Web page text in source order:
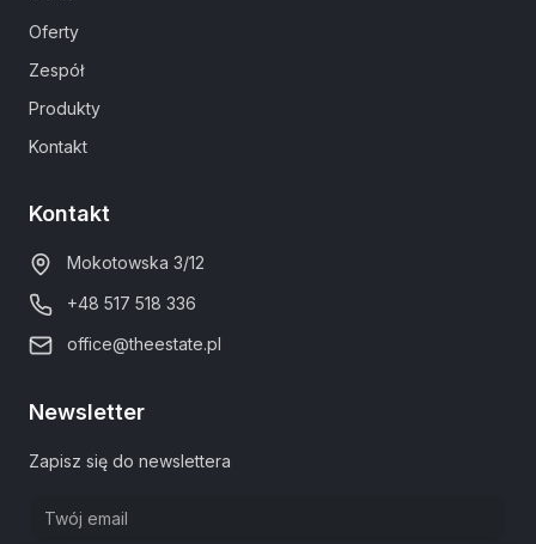
Oferty
Zespół
Produkty
Kontakt
Kontakt
Mokotowska 3/12
+48 517 518 336
office@theestate.pl
Newsletter
Zapisz się do newslettera